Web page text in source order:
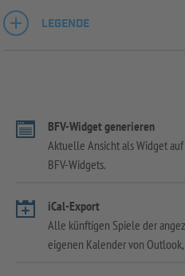
LEGENDE
BFV-Widget generieren
Aktuelle Ansicht als Widget
BFV-Widgets.
iCal-Export
Alle künftigen Spiele der
eigenen Kalender von